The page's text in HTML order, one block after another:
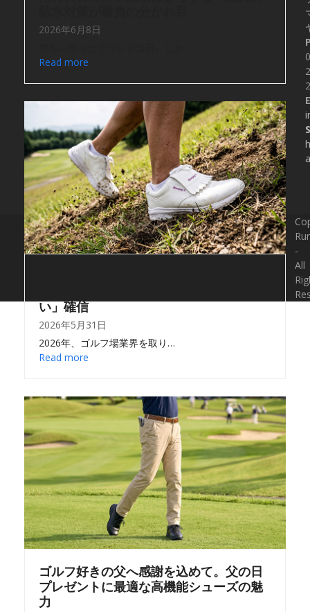
2026年6月8日
Read more
い」確信
2026年5月31日
2026年、ゴルフ場業界を取り…
Read more
ゴルフ好きの父へ感謝を込めて。父の日
プレゼントに最適な高機能シューズの魅
力
-
All